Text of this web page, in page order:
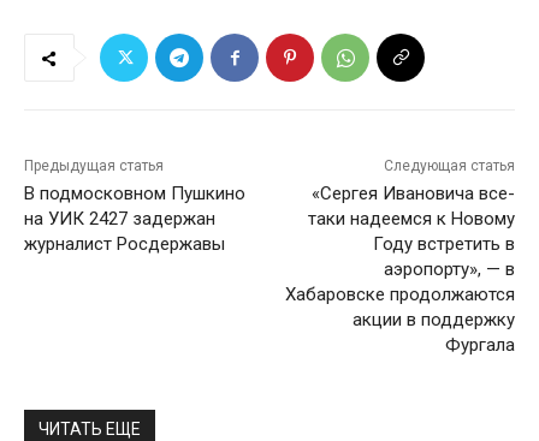
Предыдущая статья
В подмосковном Пушкино
на УИК 2427 задержан
журналист Росдержавы
Следующая статья
«Сергея Ивановича все-
таки надеемся к Новому
Году встретить в
аэропорту», — в
Хабаровске продолжаются
акции в поддержку
Фургала
ЧИТАТЬ ЕЩЕ